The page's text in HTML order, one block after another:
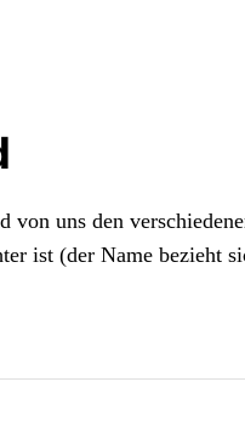
uns den
ist (der Name bezieht